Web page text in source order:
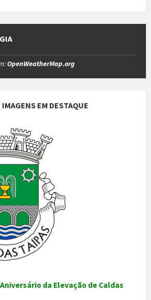
OpenWeatherMap.org
IMAGENS EM DESTAQUE
da Elevação de Caldas